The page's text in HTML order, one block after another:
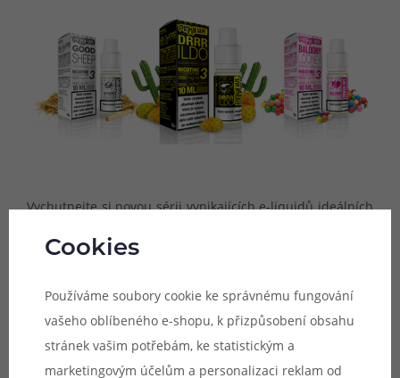
Vychutnejte si novou sérii vynikajících e-liquidů ideálních
představuje celkem 36 různých příchutí v celé řadě
hotových e-liquidů najdete jak příjemně osvěžující
nápojové e-liquidy, tak také chutné ovoce, nebo třeba
prémiové tabákové směsi. Nesmí chybět ani oblíbené
Cookies
Používáme soubory cookie ke správnému fungování
vašeho oblíbeného e-shopu, k přizpůsobení obsahu
stránek vašim potřebám, ke statistickým a
marketingovým účelům a personalizaci reklam od